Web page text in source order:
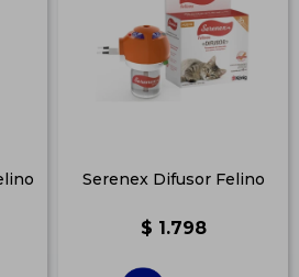
Serenex Difusor Felino
$ 1.798